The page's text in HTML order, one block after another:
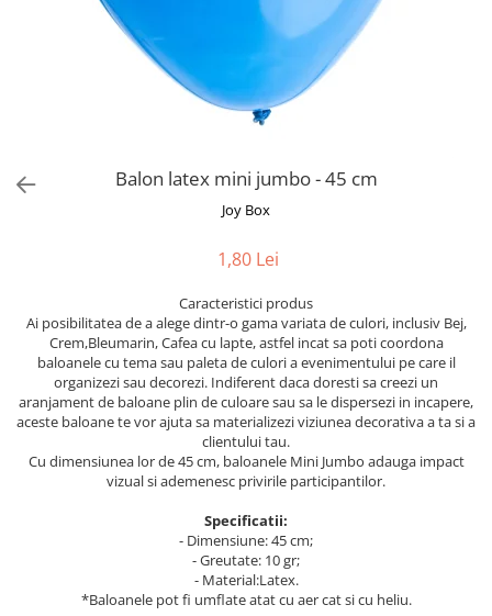
Vaze din sticla
Crizantema
Ranunculus
Trandafir
Mix de flori
Eucalipt
Bumbac
Kit-uri Baloane
Rafii, clipsuri,pompe
Accesorii petrecere
Bannere
Pompoane
Rozete
Paturica Decor
Cake topper
Petrecere Tematica
Balon latex mini jumbo - 45 cm
Joy Box
1,80 Lei
Caracteristici produs
Ai posibilitatea de a alege dintr-o gama variata de culori, inclusiv Bej,
Crem,Bleumarin, Cafea cu lapte, astfel incat sa poti coordona
baloanele cu tema sau paleta de culori a evenimentului pe care il
organizezi sau decorezi. Indiferent daca doresti sa creezi un
aranjament de baloane plin de culoare sau sa le dispersezi in incapere,
aceste baloane te vor ajuta sa materializezi viziunea decorativa a ta si a
clientului tau.
Cu dimensiunea lor de 45 cm, baloanele Mini Jumbo adauga impact
vizual si ademenesc privirile participantilor.
Specificatii:
- Dimensiune: 45 cm;
- Greutate: 10 gr;
- Material:Latex.
*Baloanele pot fi umflate atat cu aer cat si cu heliu.